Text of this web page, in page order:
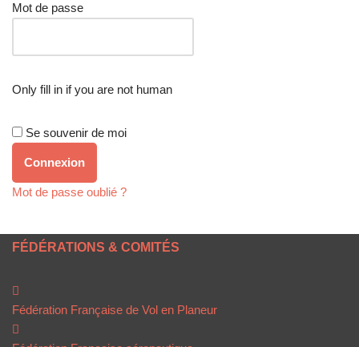
Mot de passe
Only fill in if you are not human
Se souvenir de moi
Mot de passe oublié ?
FÉDÉRATIONS & COMITÉS
Fédération Française de Vol en Planeur